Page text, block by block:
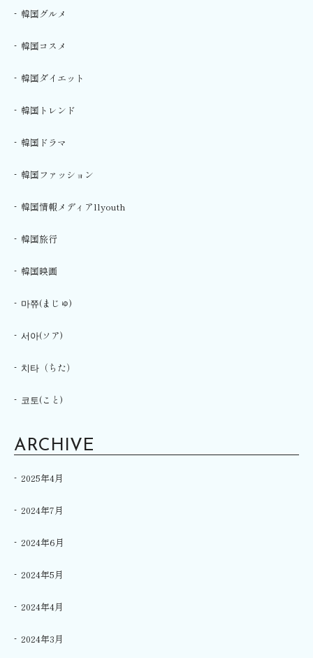
韓国グルメ
韓国コスメ
韓国ダイエット
韓国トレンド
韓国ドラマ
韓国ファッション
韓国情報メディアllyouth
韓国旅行
韓国映画
마쮸(まじゅ)
서아(ソア)
치타（ちた）
코토(こと)
ARCHIVE
2025年4月
2024年7月
2024年6月
2024年5月
2024年4月
2024年3月